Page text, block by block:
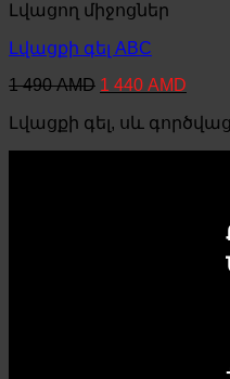
Լվացող միջոցներ
Լվացքի գել ABC
1 490AMD Original
was:
1 440 AMD
is:
Լվացքի գել, սև